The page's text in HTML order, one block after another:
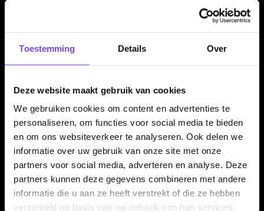
Toestemming Details Over
Deze website maakt gebruik van cookies
We gebruiken cookies om content en advertenties te
personaliseren, om functies voor social media te bieden
en om ons websiteverkeer te analyseren. Ook delen we
informatie over uw gebruik van onze site met onze
partners voor social media, adverteren en analyse. Deze
partners kunnen deze gegevens combineren met andere
informatie die u aan ze heeft verstrekt of die ze hebben
verzameld op basis van uw gebruik van hun services.
De Red Dragon Gerwyn Price Iceman Challenger 80%
width van 6.50 mm. De 24 gram variant heeft een barrel
gram variant heeft een barrel lengte van 50.80 mm en een
Compleet geleverd met VRX shafts en Red Dragon
De Red Dragon Gerwyn Price Iceman Challenger 80%
dartpijlen worden geleverd als complete set van drie dartpijlen,
inclusief Red Dragon VRX shafts en Red Dragon flights.